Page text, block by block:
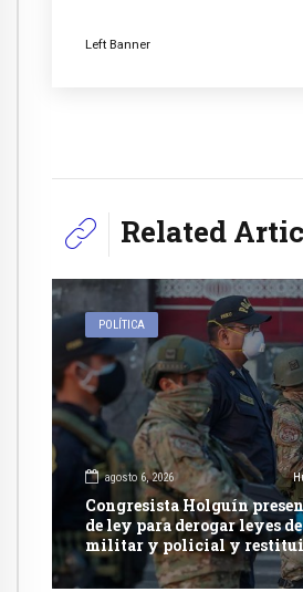
Left Banner
Related
POLÍTICA
agosto 6, 2026
Congresista Holguín
de ley para derogar leyes
militar y policial y
competencia de justicia